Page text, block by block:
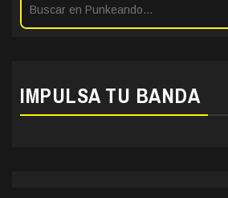
IMPULSA TU BANDA